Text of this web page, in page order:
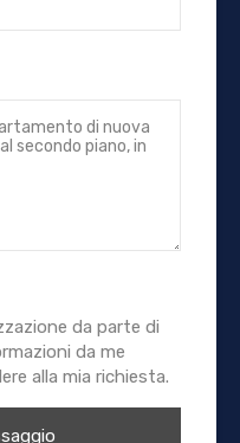
da parte di
da me
alla mia richiesta.